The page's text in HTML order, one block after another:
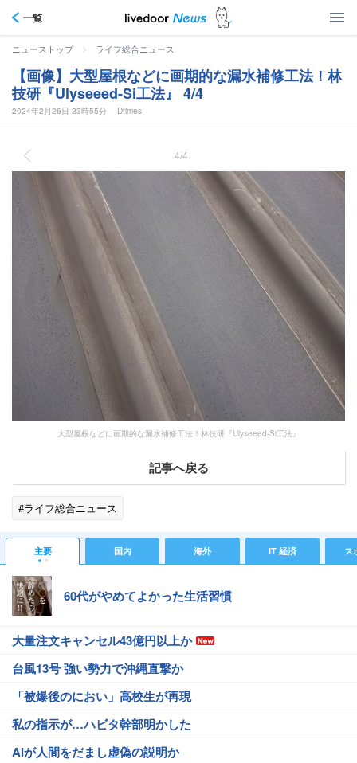
一覧
ニューストップ > ライフ総合ニュース
【画像】大型屋根などに画期的な漏水補修工法！林
技研『Ulyseeed-Si工法』 4/4
2024年2月26日 23時55分 Dtimes
4/4
大型屋根などに画期的な漏水補修工法！林技研『Ulyseeed-Si工法』
記事へ戻る
#ライフ総合ニュース
主要 国内 海外 IT 経済 ス
60代がやめてよかった生活習慣
大量注文キャンセル43億円以上か
台風13号 強い勢力で沖縄直撃か
「被爆後のにおい」高校生が再現
私の指示が…ハビタ幹部明かした
AIが人間をだまし虚偽の説明か